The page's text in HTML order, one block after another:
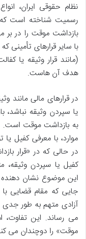
نظام حقوقی ایران،
رسمیت شناخته است که
بازداشت موقت را در
با سایر قرارهای
(مانند قرار وثیقه یا
هدف آن هاست.
در قرارهای مالی مانند
یا سپردن وثیقه
به بازداشت موقت است.
موارد، با معرفی کفیل
در حالی که در «قرار
کفیل یا سپردن وثیقه،
این موضوع نشان
جایی که مقام قضایی
آزادی متهم به طور
می رساند. این تفاوت،
موقت» را دوچندان می